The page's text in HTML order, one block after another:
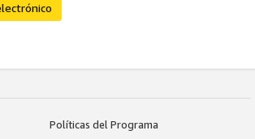
Políticas del Programa